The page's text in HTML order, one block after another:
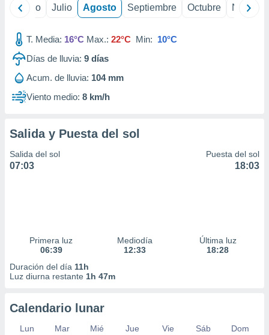
e
mediante
Junio Julio Agosto Septiembre Octubre
T. Media: 16°C Max.: 22°C Min: 10°C
Días de lluvia: 9 días
Acum. de lluvia: 104 mm
Viento medio: 8 km/h
Salida y Puesta del sol
Salida del sol
07:03
Puesta del sol
18:03
Primera luz
06:39
Mediodía
12:33
Última luz
18:28
Duración del día 11h
Luz diurna restante 1h 47m
Calendario lunar
Lun Mar Mié Jue Vie Sáb
Dom